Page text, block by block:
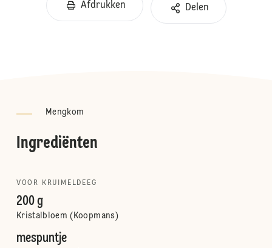
Afdrukken Delen
Mengkom
Ingrediënten
VOOR KRUIMELDEEG
200 g
Kristalbloem (Koopmans)
mespuntje